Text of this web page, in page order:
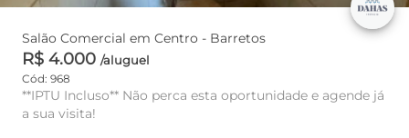
Salão Comercial em Centro - Barretos
R$ 4.000 /aluguel
Cód: 968
**IPTU Incluso** Não perca esta oportunidade e agende já
a sua visita!